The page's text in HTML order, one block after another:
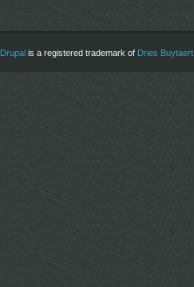
Drupal is a registered trademark of Dries Buytaert